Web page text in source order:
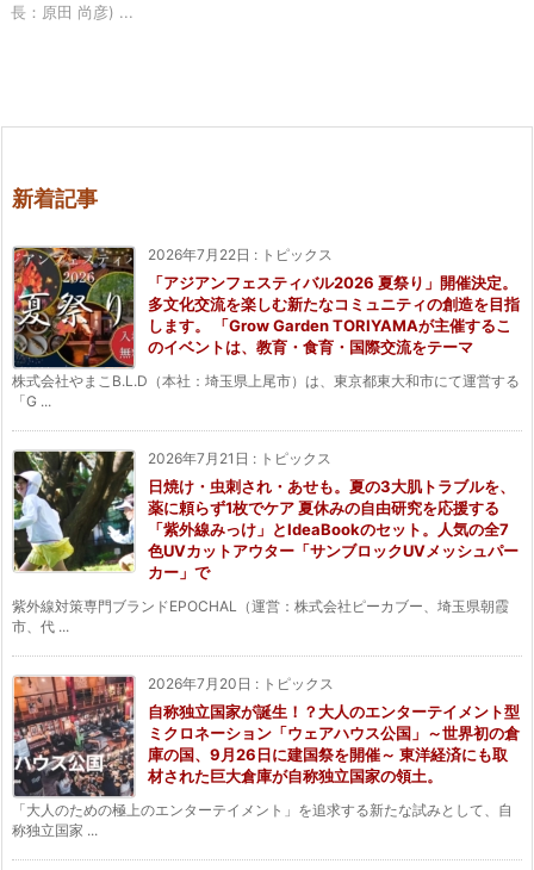
長：原田 尚彦) ...
新着記事
2026年7月22日 : トピックス
「アジアンフェスティバル2026 夏祭り」開催決定。
多文化交流を楽しむ新たなコミュニティの創造を目指
します。 「Grow Garden TORIYAMAが主催するこ
のイベントは、教育・食育・国際交流をテーマ
株式会社やまこB.L.D（本社：埼玉県上尾市）は、東京都東大和市にて運営する
「G ...
2026年7月21日 : トピックス
日焼け・虫刺され・あせも。夏の3大肌トラブルを、
薬に頼らず1枚でケア 夏休みの自由研究を応援する
「紫外線みっけ」とIdeaBookのセット。人気の全7
色UVカットアウター「サンブロックUVメッシュパー
カー」で
紫外線対策専門ブランドEPOCHAL（運営：株式会社ピーカブー、埼玉県朝霞
市、代 ...
2026年7月20日 : トピックス
自称独立国家が誕生！？大人のエンターテイメント型
ミクロネーション「ウェアハウス公国」～世界初の倉
庫の国、9月26日に建国祭を開催～ 東洋経済にも取
材された巨大倉庫が自称独立国家の領土。
「大人のための極上のエンターテイメント」を追求する新たな試みとして、自
称独立国家 ...